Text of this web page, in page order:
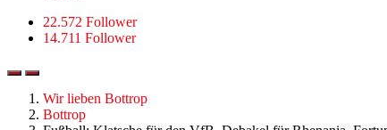
22.572 Follower
14.711 Follower
Wir lieben Bottrop
Bottrop